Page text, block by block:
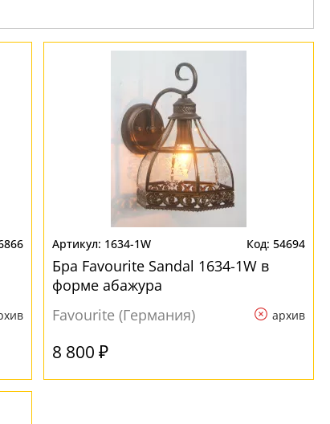
1634-1W 54694
Бра Favourite Sandal 1634-1W в
форме абажура
Favourite (Германия)
архив
8 800 ₽